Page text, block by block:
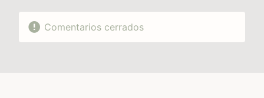
Comentarios cerrados